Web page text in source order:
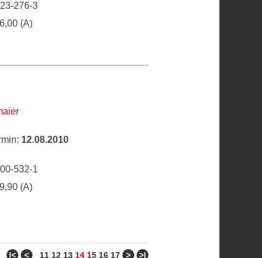
276-3
(A)
12.08.2010
532-1
(A)
ǀ< < 11 12 13 14 15 16 17 > >ǀ